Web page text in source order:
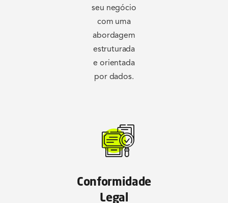
seu negócio
com uma
abordagem
estruturada
e orientada
por dados.
Conformidade
Legal